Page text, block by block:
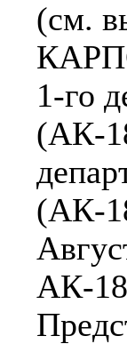
(см.
1-го
(АК-
(АК-
АК-